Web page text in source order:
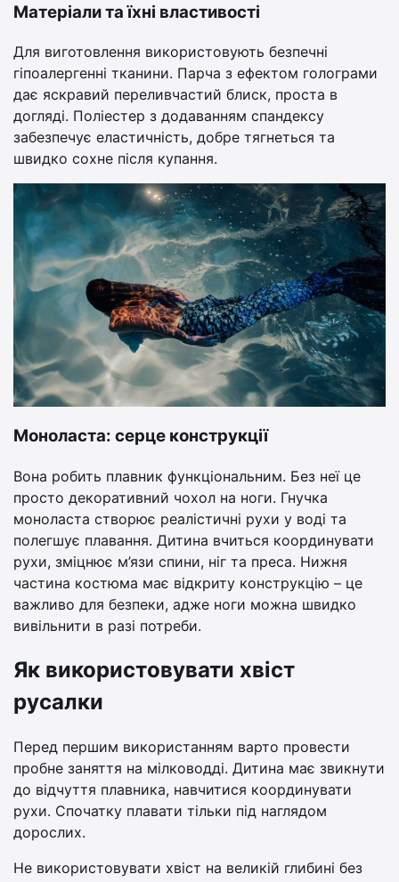
Матеріали та їхні властивості
Для виготовлення використовують безпечні
гіпоалергенні тканини. Парча з ефектом голограми
дає яскравий переливчастий блиск, проста в
догляді. Поліестер з додаванням спандексу
забезпечує еластичність, добре тягнеться та
швидко сохне після купання.
Моноласта: серце конструкції
Вона робить плавник функціональним. Без неї це
просто декоративний чохол на ноги. Гнучка
моноласта створює реалістичні рухи у воді та
полегшує плавання. Дитина вчиться координувати
рухи, зміцнює м’язи спини, ніг та преса. Нижня
частина костюма має відкриту конструкцію – це
важливо для безпеки, адже ноги можна швидко
вивільнити в разі потреби.
Як використовувати хвіст
русалки
Перед першим використанням варто провести
пробне заняття на мілководді. Дитина має звикнути
до відчуття плавника, навчитися координувати
рухи. Спочатку плавати тільки під наглядом
дорослих.
Не використовувати хвіст на великій глибині без